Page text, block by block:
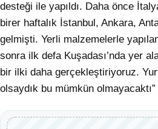
desteği ile yapıldı. Daha önce
birer haftalık İstanbul, Ankara,
gelmişti. Yerli malzemelerle
sonra ilk defa Kuşadası’nda yer
bir ilki daha gerçekleştiriyoruz.
olsaydık bu mümkün